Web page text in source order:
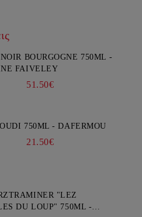
BOURGOGNE 750ML -
FAIVELEY
51.50€
750ML - DAFERMOU
21.50€
"LEZ
DU LOUP" 750ML -